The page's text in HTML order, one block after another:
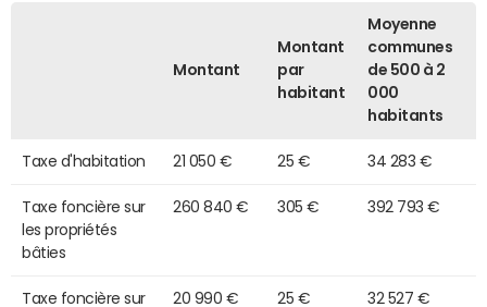
Montant
Montant
par
habitant
Moyenne
communes
de 500 à 2
000
habitants
Taxe d'habitation 21 050 € 25 € 34 283 €
Taxe foncière sur
les propriétés
bâties
260 840 € 305 € 392 793 €
Taxe foncière sur 20 990 € 25 € 32 527 €